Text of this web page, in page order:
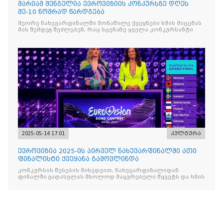
მარიამ შენგელია ევროვიზიის კონკურსზე დღეს
მე-10 ნომრად წარდგება
მეორე ნახევარფინალში მონაწილე ქვეყნები ხმის მიცემას
მას შემდეგ შეძლებენ, რაც სცენაზე ყველა კონკურსანტი
2025-05-14 17:01 კულტურა
ევროვიზია 2025-ის პირველ ნახევარფინალში ათი
ფინალისტი ქვეყანა გამოვლინდა
კონკურსის წესების მიხედვით, ნახევარფინალიდან
ფინალში გადასვლას მხოლოდ მაყურებელი წყვეტს და ხმის